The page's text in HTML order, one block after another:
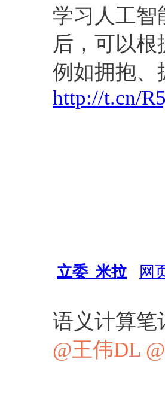
学习人工智
后，可以
例如拥抱、
http://t.cn/
立委_米拉 网
语义计算笔
@王伟DL